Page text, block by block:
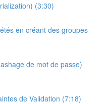
(3:30)
en créant des groupes
de mot de passe)
de Validation (7:18)